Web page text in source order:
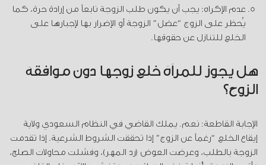
عدم الإكراه: يجب أن يكون طلب الزوجة نابعاً من إرادة حرة، كما
يُحظر على الزوج “عضل” الزوجة أو الإضرار بها لإجبارها على
الخلع للتنازل عن حقوقها.
هل يجوز للمرأة خلع زوجها دون موافقة
الزوج؟
الإجابة القاطعة: نعم. يملك القاضي في النظام السعودي ولاية
إيقاع الخلع “رغماً عن الزوج” إذا تحققت الشروط الشرعية. إذا تقدمت
الزوجة بالطلب، وعرضت العوض (رد المهر)، وفشلت محاولات الصلح،